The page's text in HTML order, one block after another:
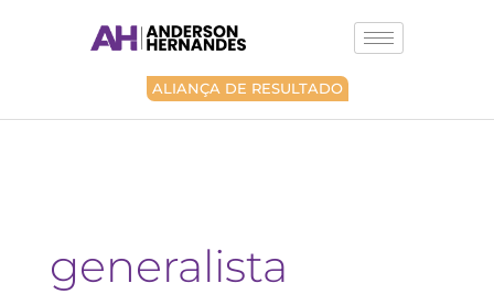
ALIANÇA DE RESULTADO
generalista